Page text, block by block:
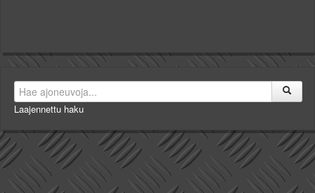
Laajennettu haku